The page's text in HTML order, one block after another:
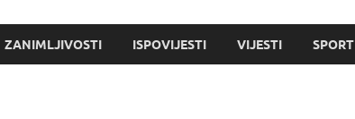
ZANIMLJIVOSTI ISPOVIJESTI VIJESTI SPORT